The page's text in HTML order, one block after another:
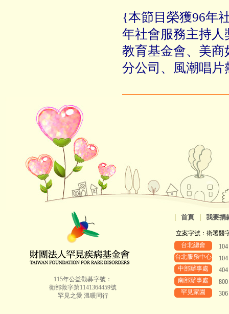
{本節目榮獲96年
年社會服務主持
教育基金會、美
分公司、風潮唱
115年公益勸募字號：
衛部救字第1141364459號
罕見之愛 溫暖同行
首頁 我要捐
立案字號：衛署醫
台北總會
台北服務中心
中部辦事處
南部辦事處
罕見家園